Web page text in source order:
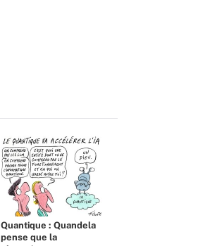
Quantique : Quandela
pense que la